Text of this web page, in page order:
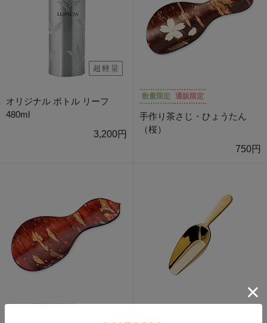
オリジナル ボトル リーフ
480ml
3,200円
数量限定 通販限定
手作り茶さじ・ひょうたん
（桜）
750円